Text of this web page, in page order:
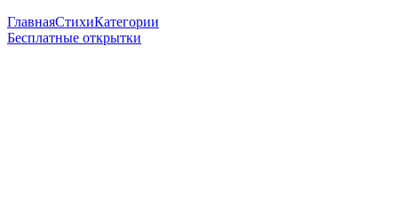
ГлавнаяСтихиКатегории
Бесплатные открытки